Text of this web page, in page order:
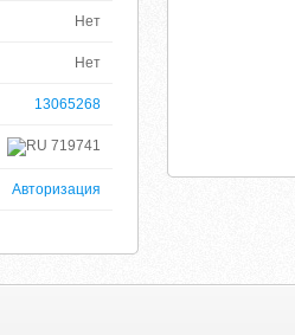
Нет
Нет
13065268
719741
Авторизация